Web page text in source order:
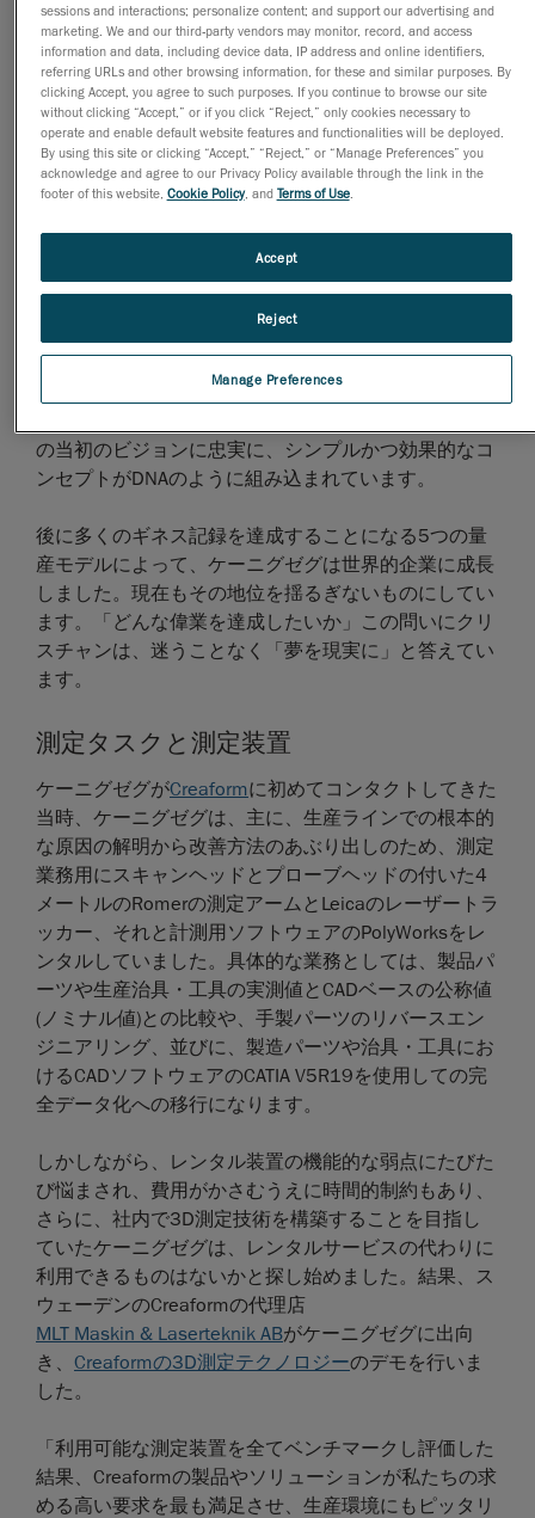
コンセプトは、脱着および格納可能なルーフを持つ、
軽量のミッドシップカー。視界が良く、空気力学的に
も優れたラップアラウンドウインドウだけでなく、シ
ョートオーバーハング、大容量のインタークーラー2
個を重心よりも後ろのサイドに配して高速安定性を高
めるといった特徴も備え、ハードトップを数分で車に
格納でき、ルーフがあってもオープンカーとしても見
のは、極上のワインのように決して色あせず、深みを
増していくような外観。これが、当時まだ誰も実現し
ていなかったミッドシップカーのコンセプトでした
こうして、
の当初のビジョンに忠実に、シンプルかつ効果的なコ
ンセプトがDNAのように組み込まれています。
後に多くのギネス記録を達成することになる5つの量
産モデルによって、ケーニグゼグは世界的企業に成長
しました。現在もその地位を揺るぎないものにしてい
ます。「どんな偉業を達成したいか」この問いにクリ
スチャンは、迷うことなく「夢を現実に」と答えてい
ます。
測定タスクと測定装置
ケーニグゼグがCreaformに初めてコンタクトしてきた
当時、ケーニグゼグは、主に、生産ラインでの根本的
な原因の解明から改善方法のあぶり出しのため、測定
業務用にスキャンヘッドとプローブヘッドの付いた4
メートルのRomerの測定アームとLeicaのレーザートラ
ッカー、それと計測用ソフトウェアのPolyWorksをレ
ンタルしていました。具体的な業務としては、製品パ
ーツや生産治具・工具の実測値とCADベースの公称値
(ノミナル値)との比較や、手製パーツのリバースエン
ジニアリング、並びに、製造パーツや治具・工具にお
けるCADソフトウェアのCATIA V5R19を使用しての完
全データ化への移行になります。
しかしながら、レンタル装置の機能的な弱点にたびた
び悩まされ、費用がかさむうえに時間的制約もあり、
さらに、社内で3D測定技術を構築することを目指し
ていたケーニグゼグは、レンタルサービスの代わりに
利用できるものはないかと探し始めました。結果、ス
ウェーデンのCreaformの代理店
MLT Maskin & Laserteknik ABがケーニグゼグに出向
き、 Creaformの3D測定テクノロジーのデモを行いま
した。
「利用可能な測定装置を全てベンチマークし評価した
結果、Creaformの製品やソリューションが私たちの求
める高い要求を最も満足させ、生産環境にもピッタリ
sessions and interactions; personalize content; and support our advertising and
marketing. We and our third-party vendors may monitor, record, and access
information and data, including device data, IP address and online identifiers,
referring URLs and other browsing information, for these and similar purposes. By
clicking Accept, you agree to such purposes. If you continue to browse our site
without clicking “Accept,” or if you click “Reject,” only cookies necessary to
operate and enable default website features and functionalities will be deployed.
By using this site or clicking “Accept,” “Reject,” or “Manage Preferences” you
acknowledge and agree to our Privacy Policy available through the link in the
footer of this website, Cookie Policy, and Terms of Use.
Manage Preferences
Reject
Accept